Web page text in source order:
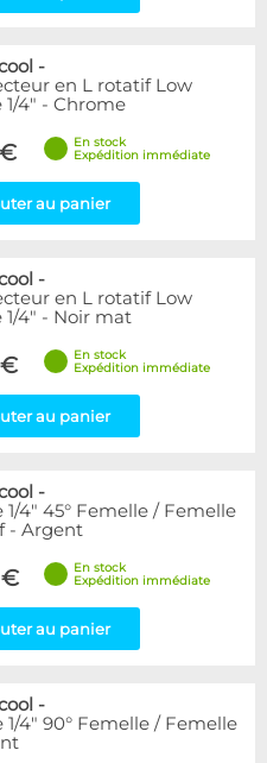
-
en L rotatif Low
1/4" - Chrome
En stock
Expédition immédiate
au panier
-
en L rotatif Low
1/4" - Noir mat
En stock
Expédition immédiate
au panier
-
1/4" 45° Femelle / Femelle
- Argent
En stock
Expédition immédiate
au panier
-
1/4" 90° Femelle / Femelle